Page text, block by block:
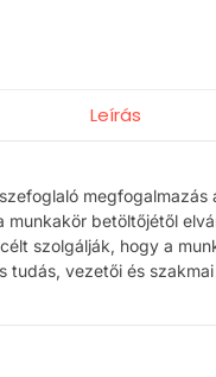
Leírás
betöltőjétől
szolgálják, hogy a
vezetői és